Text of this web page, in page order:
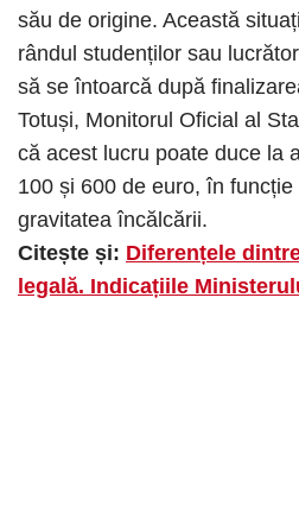
său de origine. Această
rândul studenților sau
să se întoarcă după
Totuși, Monitorul Oficial al
că acest lucru poate duce la
100 și 600 de euro, în
gravitatea încălcării.
Citește și: Diferențele
legală. Indicațiile